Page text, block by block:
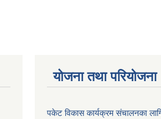
योजना तथा परियोजना
पकेट विकास कार्यक्रम संचालनका